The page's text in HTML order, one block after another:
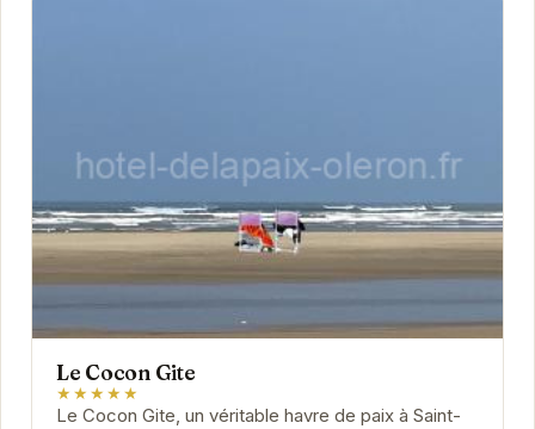
Le Cocon Gite
★★★★★
Le Cocon Gite, un véritable havre de paix à Saint-